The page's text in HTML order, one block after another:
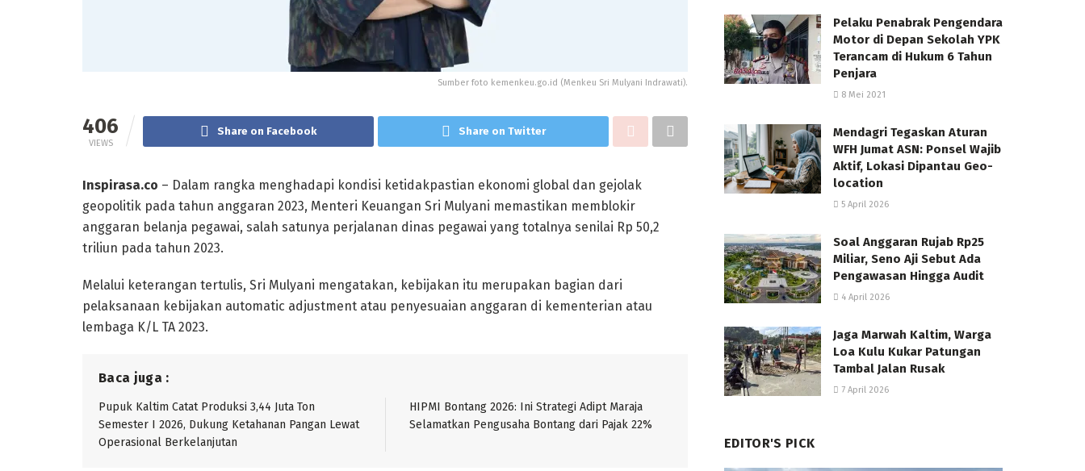
Sumber foto kemenkeu.go.id (Menkeu Sri Mulyani Indrawati).
406
VIEWS
Share on Facebook Share on Twitter
Inspirasa.co – Dalam rangka menghadapi kondisi ketidakpastian ekonomi global dan gejolak
geopolitik pada tahun anggaran 2023, Menteri Keuangan Sri Mulyani memastikan memblokir
anggaran belanja pegawai, salah satunya perjalanan dinas pegawai yang totalnya senilai Rp 50,2
triliun pada tahun 2023.
Melalui keterangan tertulis, Sri Mulyani mengatakan, kebijakan itu merupakan bagian dari
pelaksanaan kebijakan automatic adjustment atau penyesuaian anggaran di kementerian atau
lembaga K/L TA 2023.
Baca juga :
Pupuk Kaltim Catat Produksi 3,44 Juta Ton
Semester I 2026, Dukung Ketahanan Pangan Lewat
Operasional Berkelanjutan
HIPMI Bontang 2026: Ini Strategi Adipt Maraja
Selamatkan Pengusaha Bontang dari Pajak 22%
Pelaku Penabrak Pengendara
Motor di Depan Sekolah YPK
Terancam di Hukum 6 Tahun
Penjara
8 Mei 2021
Mendagri Tegaskan Aturan
WFH Jumat ASN: Ponsel Wajib
Aktif, Lokasi Dipantau Geo-
location
5 April 2026
Soal Anggaran Rujab Rp25
Miliar, Seno Aji Sebut Ada
Pengawasan Hingga Audit
4 April 2026
Jaga Marwah Kaltim, Warga
Loa Kulu Kukar Patungan
Tambal Jalan Rusak
7 April 2026
EDITOR'S PICK